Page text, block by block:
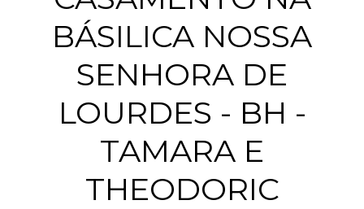
BÁSILICA NOSSA
SENHORA DE
LOURDES - BH -
TAMARA E
THEODORIC